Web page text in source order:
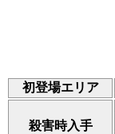
初登場エリア
殺害時入手